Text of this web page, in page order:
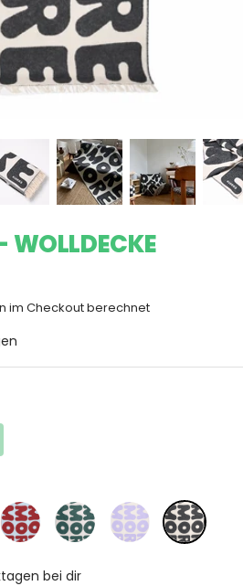
WOLLDECKE
im Checkout berechnet
BordeauxGrün Lila Schwarz
bei dir